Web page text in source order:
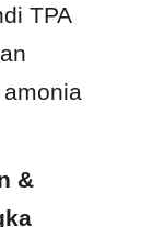
TPA
&